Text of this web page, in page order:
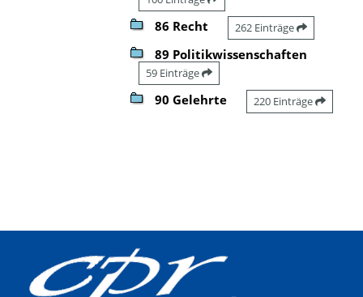
86 Recht 262 Einträge
89 Politikwissenschaften
59 Einträge
90 Gelehrte 220 Einträge